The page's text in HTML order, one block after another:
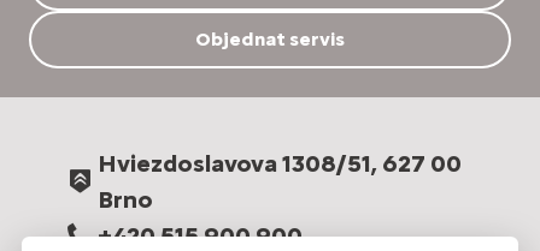
Objednat servis
Hviezdoslavova 1308/51, 627 00
Brno
+420 515 900 900